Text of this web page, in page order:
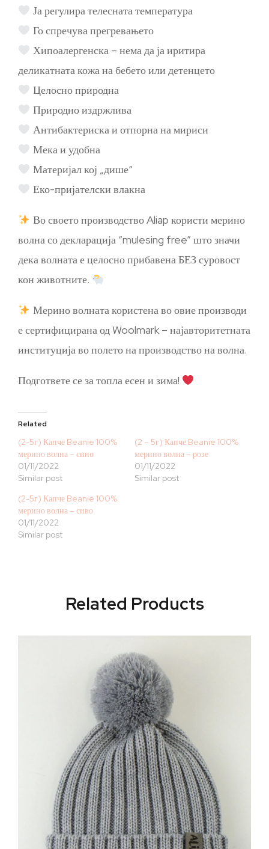
Ја регулира телесната температура
Го спречува прегревањето
Хипоалергенска – нема да ја иритира
деликатната кожа на бебето или детенцето
Целосно природна
Природно издржлива
Антибактериска и отпорна на мириси
Мека и удобна
Материјал кој „дише“
Еко-пријателски влакна
Во своето производство Aliap користи мерино
волна со декларација “mulesing free” што значи
дека волната е целосно прибавена БЕЗ суровост
кон животните.
Мерино волната користена во овие производи
е сертифицирана од Woolmark – најавторитетната
институција во полето на производство на волна.
Подгответе се за топла есен и зима!
Related
(2-5г) Капче Beanie 100%
мерино волна – сино
01/11/2022
Similar post
(2 – 5г) Капче Beanie 100%
мерино волна – розе
01/11/2022
Similar post
(2-5г) Капче Beanie 100%
мерино волна – сиво
01/11/2022
Similar post
Related Products